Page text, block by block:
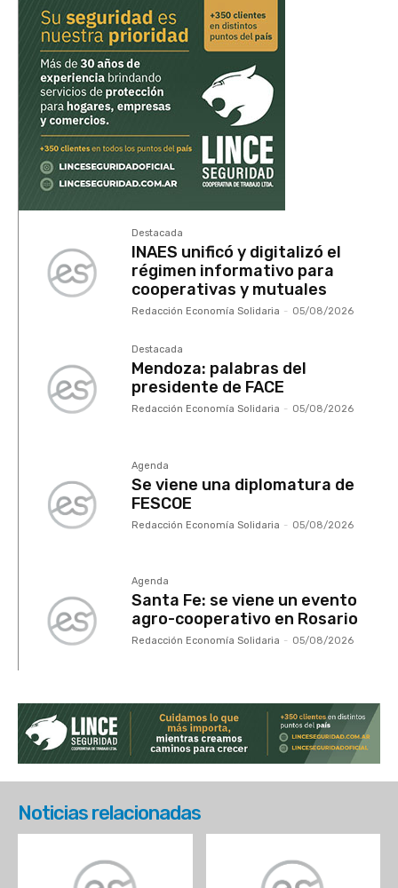
Destacada
INAES unificó y digitalizó el
régimen informativo para
cooperativas y mutuales
Redacción Economía Solidaria - 05/08/2026
Destacada
Mendoza: palabras del
presidente de FACE
Redacción Economía Solidaria - 05/08/2026
Agenda
Se viene una diplomatura de
FESCOE
Redacción Economía Solidaria - 05/08/2026
Agenda
Santa Fe: se viene un evento
agro-cooperativo en Rosario
Redacción Economía Solidaria - 05/08/2026
Noticias relacionadas